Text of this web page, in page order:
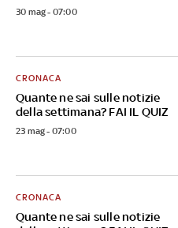
30 mag - 07:00
Quante ne sai sulle notizie
della settimana? FAI IL QUIZ
CRONACA
23 mag - 07:00
Quante ne sai sulle notizie
CRONACA